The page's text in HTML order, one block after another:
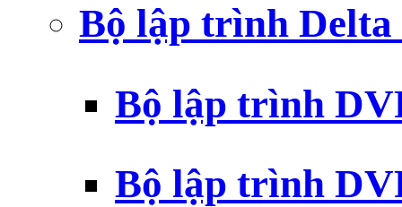
Bộ lập trình
Bộ lập trình
Bộ lập trình